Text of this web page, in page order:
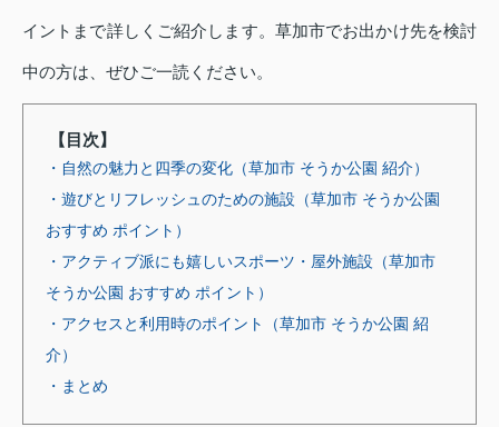
イントまで詳しくご紹介します。草加市でお出かけ先を検討
中の方は、ぜひご一読ください。
【目次】
・自然の魅力と四季の変化（草加市 そうか公園 紹介）
・遊びとリフレッシュのための施設（草加市 そうか公園
おすすめ ポイント）
・アクティブ派にも嬉しいスポーツ・屋外施設（草加市
そうか公園 おすすめ ポイント）
・アクセスと利用時のポイント（草加市 そうか公園 紹
介）
・まとめ